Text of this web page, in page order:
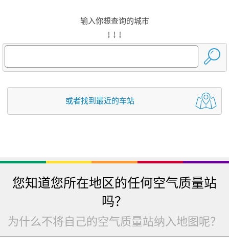
输入你想查询的城市
↓ ↓ ↓
或者找到最近的车站
您知道您所在地区的任何空气质量站
吗？
为什么不将自己的空气质量站纳入地图呢？